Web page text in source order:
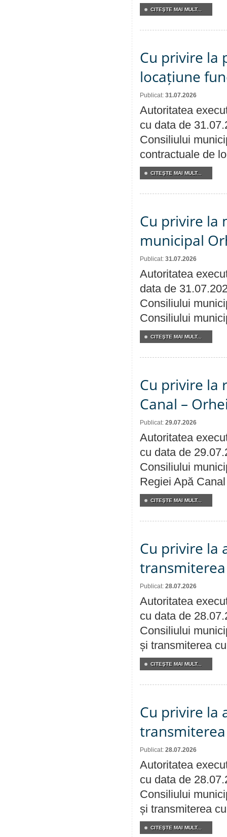
CITEŞTE MAI MULT...
Cu privire la
locațiune
Publicat: 31.07.2026
Autoritatea
cu data de
Consiliului
contractuale de
CITEŞTE MAI MULT...
Cu privire la
municipal
Publicat: 31.07.2026
Autoritatea
data de
Consiliului
Consiliului
CITEŞTE MAI MULT...
Cu privire la
Canal –
Publicat: 29.07.2026
Autoritatea
cu data de
Consiliului
Regiei Apă
CITEŞTE MAI MULT...
Cu privire la
Publicat: 28.07.2026
Autoritatea
cu data de
Consiliului
și transmiterea
CITEŞTE MAI MULT...
Cu privire la
Publicat: 28.07.2026
Autoritatea
cu data de
Consiliului
și transmiterea
CITEŞTE MAI MULT...